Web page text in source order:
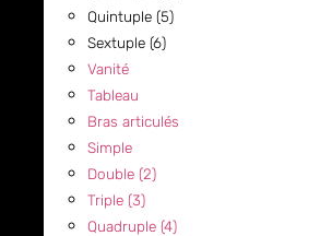
Quintuple (5)
Sextuple (6)
Vanité
Tableau
Bras articulés
Simple
Double (2)
Triple (3)
Quadruple (4)